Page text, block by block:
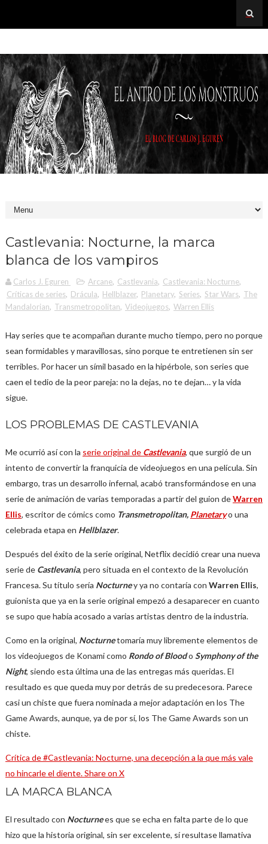
Castlevania: Nocturne, la marca
blanca de los vampiros
Carlos J. Eguren Arcane, Castlevania, Castlevania: Nocturne,
Críticas de series, Drácula, Hellblazer, Planetary, Series, Star Wars, The
Mandalorian, Transmetropolitan, Videojuegos, Warren Ellis
Hay series que te acompañan durante mucho tiempo, pero no porque
sean formidables y maravillosas, sino porque te entretienen sin ser
terribles. Por hacer un símil basado en la hipérbole, son series que
caen el tedio de la peor pareja: no la dejas, no te dejan… y la vida
sigue.
LOS PROBLEMAS DE CASTLEVANIA
Me ocurrió así con la serie original de Castlevania, que surgió de un
intento de convertir la franquicia de videojuegos en una película. Sin
embargo, tras un desarrollo infernal, acabó transformándose en una
serie de animación de varias temporadas a partir del guion deWarren
Ellis, escritor de cómics como Transmetropolitan, Planetaryo una
celebrada etapa en Hellblazer.
Después del éxito de la serie original, Netflix decidió crear una nueva
serie de Castlevania, pero situada en el contexto de la Revolución
Francesa. Su título sería Nocturney ya no contaría con Warren Ellis,
guionista que ya en la serie original empezó a desaparecer en cuanto
se supo que había acosado a varias artistas dentro de la industria.
Como en la original, Nocturnetomaría muy libremente elementos de
los videojuegos de Konami como Rondo of Bloodo Symphony of the
Night, siendo esta última una de las entregas más queridas. El
resultado es que queda muy por detrás de su predecesora. Parece
casi un chiste que fuera nominada a mejor adaptación en los The
Game Awards, aunque, ya de por sí, los The Game Awards son un
chiste.
Crítica de #Castlevania: Nocturne, una decepción a la que más vale
no hincarle el diente.Share on X
LA MARCA BLANCA
El resultado con Nocturnees que se echa en falta parte de lo que
hizo que la historia original, sin ser excelente, sí resultase llamativa